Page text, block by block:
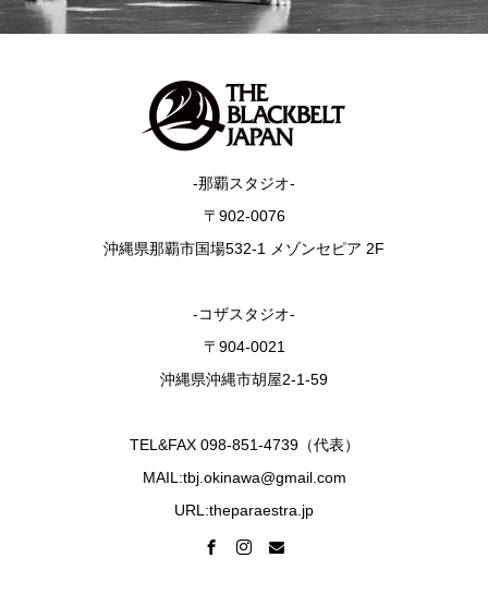
-那覇スタジオ-
〒902-0076
沖縄県那覇市国場532-1 メゾンセピア 2F
-コザスタジオ-
〒904-0021
沖縄県沖縄市胡屋2-1-59
TEL&FAX 098-851-4739（代表）
MAIL:tbj.okinawa@gmail.com
URL:theparaestra.jp